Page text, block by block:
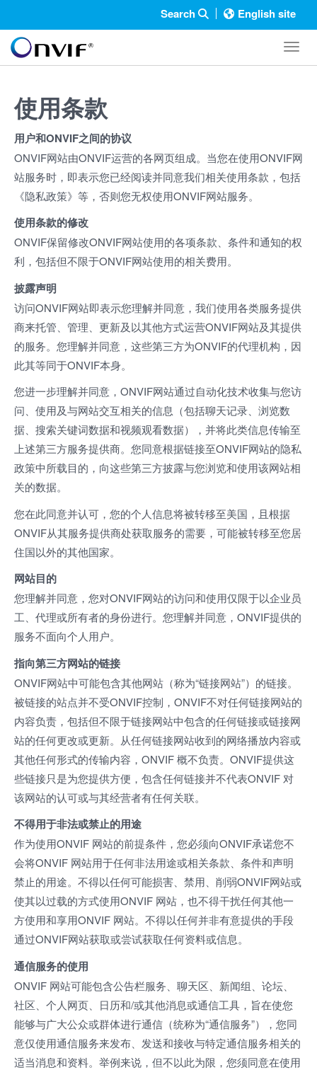
Search English site
使用条款
用户和ONVIF之间的协议
ONVIF网站由ONVIF运营的各网页组成。当您在使用ONVIF网
站服务时，即表示您已经阅读并同意我们相关使用条款，包括
《隐私政策》等，否则您无权使用ONVIF网站服务。
使用条款的修改
ONVIF保留修改ONVIF网站使用的各项条款、条件和通知的权
利，包括但不限于ONVIF网站使用的相关费用。
披露声明
访问ONVIF网站即表示您理解并同意，我们使用各类服务提供
商来托管、管理、更新及以其他方式运营ONVIF网站及其提供
的服务。您理解并同意，这些第三方为ONVIF的代理机构，因
此其等同于ONVIF本身。
您进一步理解并同意，ONVIF网站通过自动化技术收集与您访
问、使用及与网站交互相关的信息（包括聊天记录、浏览数
据、搜索关键词数据和视频观看数据），并将此类信息传输至
上述第三方服务提供商。您同意根据链接至ONVIF网站的隐私
政策中所载目的，向这些第三方披露与您浏览和使用该网站相
关的数据。
您在此同意并认可，您的个人信息将被转移至美国，且根据
ONVIF从其服务提供商处获取服务的需要，可能被转移至您居
住国以外的其他国家。
网站目的
您理解并同意，您对ONVIF网站的访问和使用仅限于以企业员
工、代理或所有者的身份进行。您理解并同意，ONVIF提供的
服务不面向个人用户。
指向第三方网站的链接
ONVIF网站中可能包含其他网站（称为“链接网站”）的链接。
被链接的站点并不受ONVIF控制，ONVIF不对任何链接网站的
内容负责，包括但不限于链接网站中包含的任何链接或链接网
站的任何更改或更新。从任何链接网站收到的网络播放内容或
其他任何形式的传输内容，ONVIF 概不负责。ONVIF提供这
些链接只是为您提供方便，包含任何链接并不代表ONVIF 对
该网站的认可或与其经营者有任何关联。
不得用于非法或禁止的用途
作为使用ONVIF 网站的前提条件，您必须向ONVIF承诺您不
会将ONVIF 网站用于任何非法用途或相关条款、条件和声明
禁止的用途。不得以任何可能损害、禁用、削弱ONVIF网站或
使其以过载的方式使用ONVIF 网站，也不得干扰任何其他一
方使用和享用ONVIF 网站。不得以任何并非有意提供的手段
通过ONVIF网站获取或尝试获取任何资料或信息。
通信服务的使用
ONVIF 网站可能包含公告栏服务、聊天区、新闻组、论坛、
社区、个人网页、日历和/或其他消息或通信工具，旨在使您
能够与广大公众或群体进行通信（统称为“通信服务”），您同
意仅使用通信服务来发布、发送和接收与特定通信服务相关的
适当消息和资料。举例来说，但不以此为限，您须同意在使用